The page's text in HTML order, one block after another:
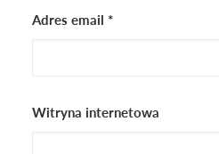
Adres email *
Witryna internetowa